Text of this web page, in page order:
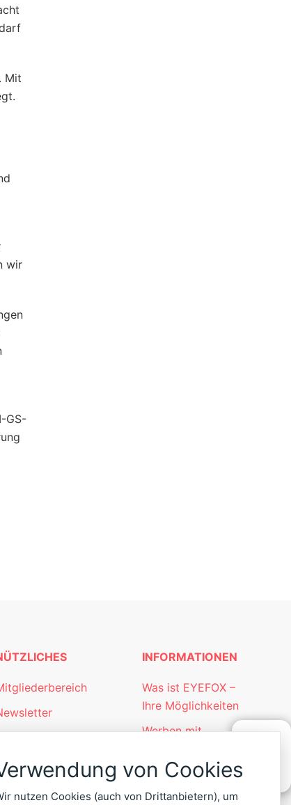
Mit
wir
GS-
KONTAKT
ZU
EYEFOX
INFORMATIONEN
Was ist EYEFOX –
Ihre Möglichkeiten
Werben mit
Kontakt
Datenschutz
von Cookies
nutzen Cookies (auch von Drittanbietern), um